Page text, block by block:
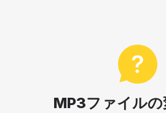
MP3ファイルの